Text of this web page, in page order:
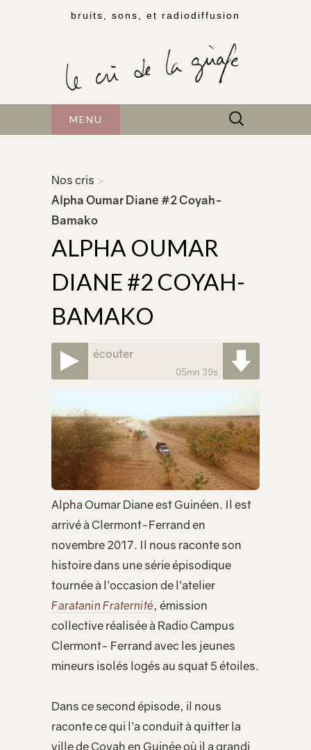
bruits, sons, et radiodiffusion
MENU Rechercher :
Nos cris >
Alpha Oumar Diane #2 Coyah-
Bamako
ALPHA OUMAR
DIANE #2 COYAH-
BAMAKO
écouter
05mn 39s
Alpha Oumar Diane est Guinéen. Il est
arrivé à Clermont-Ferrand en
novembre 2017. Il nous raconte son
histoire dans une série épisodique
tournée à l’occasion de l’atelier
Faratanin Fraternité, émission
collective réalisée à Radio Campus
Clermont- Ferrand avec les jeunes
mineurs isolés logés au squat 5 étoiles.
Dans ce second épisode, il nous
raconte ce qui l’a conduit à quitter la
ville de Coyah en Guinée où il a grandi